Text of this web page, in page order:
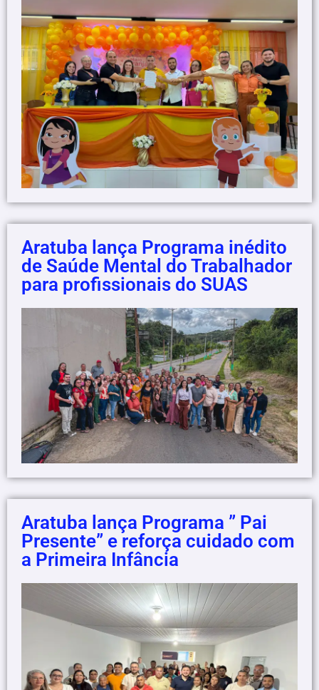
Aratuba lança Programa inédito
de Saúde Mental do Trabalhador
para profissionais do SUAS
Aratuba lança Programa ” Pai
Presente” e reforça cuidado com
a Primeira Infância